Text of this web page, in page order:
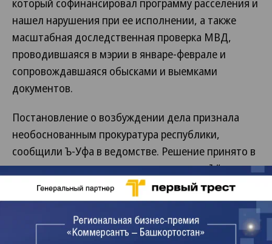
который софинансировал программу расселения и
нашел нарушения при ее исполнении, а также
масштабная доследственная проверка МВД,
проводившаяся в мэрии в январе-феврале и
сопровождавшаяся обысками и выемками
документов.
Постановление о возбуждении дела признала
необоснованным прокуратура республики,
сообщили Ъ-Уфа в ведомстве. Решение принято в
начале недели, по данным источников „Ъ“,
первым заместителем прокурора республики
Олегом Горбуновым. В ведомстве подтвердили,
что в постановлении о возбуждении дела были
«нарушены нормы действующего